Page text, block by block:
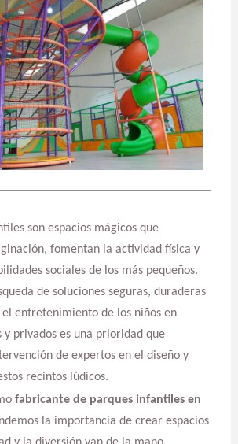
son espacios mágicos que
fomentan la actividad física y
sociales de los más pequeños.
de soluciones seguras, duraderas
entretenimiento de los niños en
y privados es una prioridad que
de expertos en el diseño y
recintos lúdicos.
fabricante de parques infantiles en
la importancia de crear espacios